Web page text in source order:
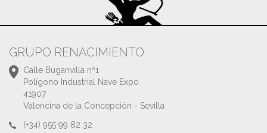
GRUPO RENACIMIENTO
Calle Buganvilla nº1
Polígono Industrial Nave Expo
41907
Valencina de la Concepción - Sevilla
(+34) 955 99 82 32